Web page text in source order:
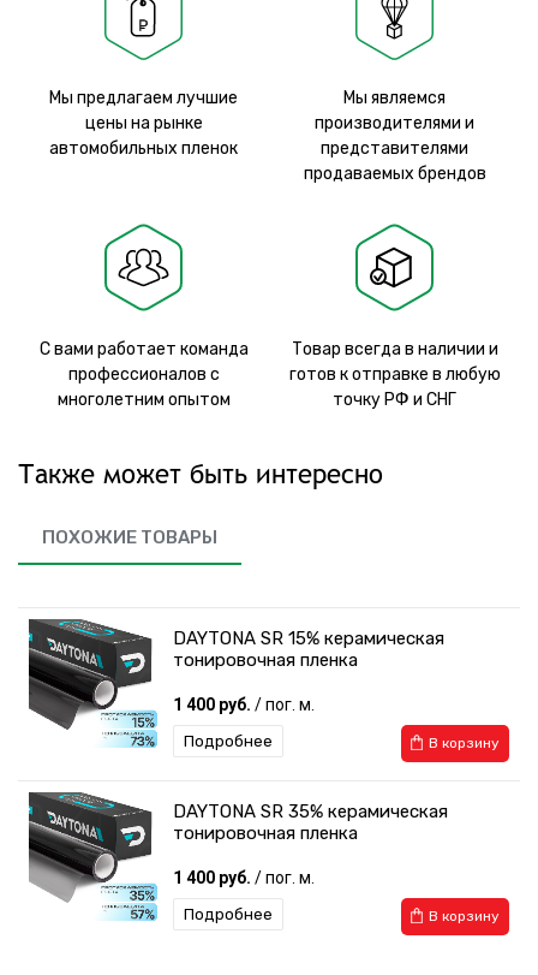
Мы предлагаем лучшие
цены на рынке
автомобильных пленок
Мы являемся
производителями и
представителями
продаваемых брендов
С вами работает команда
профессионалов с
многолетним опытом
Товар всегда в наличии и
готов к отправке в любую
точку РФ и СНГ
Также может быть интересно
ПОХОЖИЕ ТОВАРЫ
DAYTONA SR 15% керамическая
тонировочная пленка
1 400 руб. / пог. м.
В корзину
Подробнее
DAYTONA SR 35% керамическая
тонировочная пленка
1 400 руб. / пог. м.
В корзину
Подробнее